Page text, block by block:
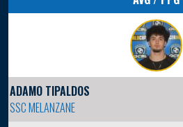
ADAMO TIPALDOS
SSC MELANZANE